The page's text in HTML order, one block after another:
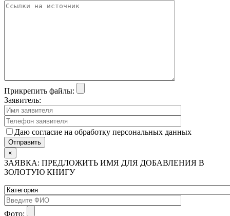
Прикрепить файлы:
Заявитель:
Даю согласие на обработку персональных данных
×
ЗАЯВКА: ПРЕДЛОЖИТЬ ИМЯ ДЛЯ ДОБАВЛЕНИЯ В
ЗОЛОТУЮ КНИГУ
Фото: